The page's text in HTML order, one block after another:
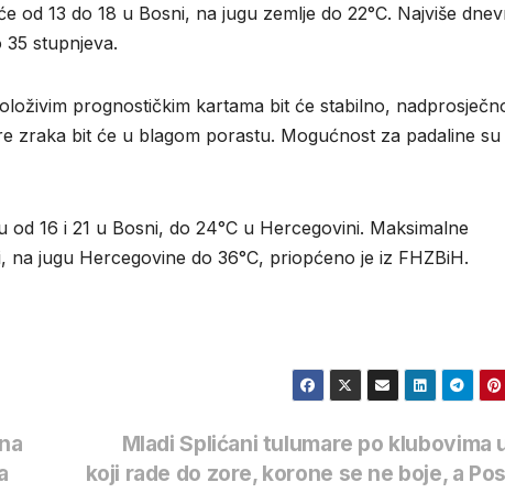
od 13 do 18 u Bosni, na jugu zemlje do 22°C. Najviše
stupnjeva.
prognostičkim kartama bit će stabilno,
zraka bit će u blagom porastu. Mogućnost za padaline su
16 i 21 u Bosni, do 24°C u Hercegovini. Maksimalne
jugu Hercegovine do 36°C, priopćeno je iz FHZBiH.
Mladi Splićani tulumare po klubovima
koji rade do zore, korone se ne boje, a